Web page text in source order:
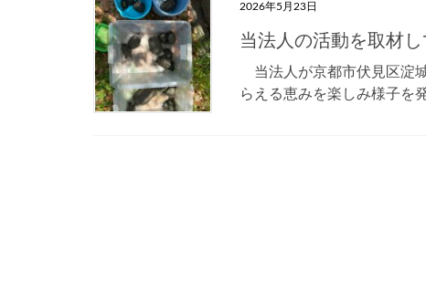
2026年5月23日
当法人の活動を取材し
当法人が京都市伏見区淀
らえる恵みを楽しみ様子を